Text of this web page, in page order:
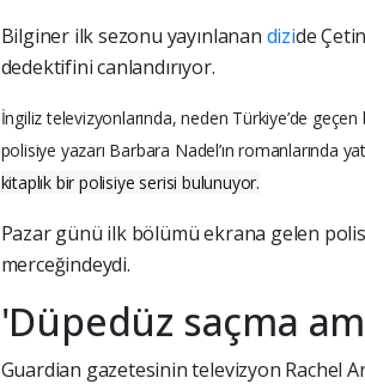
Bilginer ilk sezonu yayınlanan dizide
dedektifini canlandırıyor.
İngiliz televizyonlarında, neden Türkiye’de
polisiye yazarı Barbara Nadel’ın romanlarında
kitaplık bir polisiye serisi bulunuyor.
Pazar günü ilk bölümü ekrana gelen
merceğindeydi.
'Düpedüz saçma
Guardian gazetesinin televizyon Rachel